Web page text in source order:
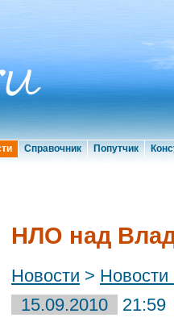
Справочник Попутчик
НЛО над
Новости > Новости
15.09.2010
21:59